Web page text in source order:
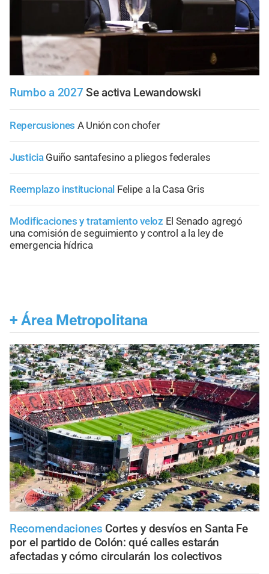
Rumbo a 2027 Se activa Lewandowski
Repercusiones A Unión con chofer
Justicia Guiño santafesino a pliegos federales
Reemplazo institucional Felipe a la Casa Gris
Modificaciones y tratamiento veloz El Senado agregó
una comisión de seguimiento y control a la ley de
emergencia hídrica
+ Área Metropolitana
Recomendaciones Cortes y desvíos en Santa Fe
por el partido de Colón: qué calles estarán
afectadas y cómo circularán los colectivos